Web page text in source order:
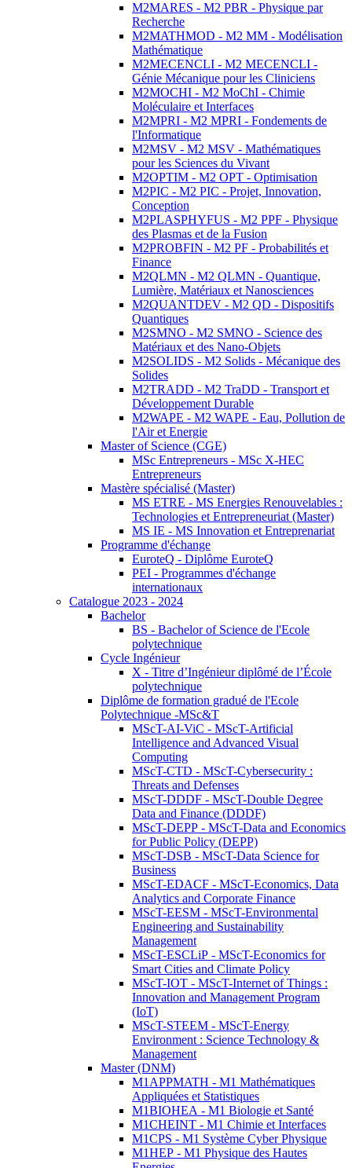
M2MARES - M2 PBR - Physique par
Recherche
M2MATHMOD - M2 MM - Modélisation
Mathématique
M2MECENCLI - M2 MECENCLI -
Génie Mécanique pour les Cliniciens
M2MOCHI - M2 MoChI - Chimie
Moléculaire et Interfaces
M2MPRI - M2 MPRI - Fondements de
l'Informatique
M2MSV - M2 MSV - Mathématiques
pour les Sciences du Vivant
M2OPTIM - M2 OPT - Optimisation
M2PIC - M2 PIC - Projet, Innovation,
Conception
M2PLASPHYFUS - M2 PPF - Physique
des Plasmas et de la Fusion
M2PROBFIN - M2 PF - Probabilités et
Finance
M2QLMN - M2 QLMN - Quantique,
Lumière, Matériaux et Nanosciences
M2QUANTDEV - M2 QD - Dispositifs
Quantiques
M2SMNO - M2 SMNO - Science des
Matériaux et des Nano-Objets
M2SOLIDS - M2 Solids - Mécanique des
Solides
M2TRADD - M2 TraDD - Transport et
Développement Durable
M2WAPE - M2 WAPE - Eau, Pollution de
l'Air et Energie
Master of Science (CGE)
MSc Entrepreneurs - MSc X-HEC
Entrepreneurs
Mastère spécialisé (Master)
MS ETRE - MS Energies Renouvelables :
Technologies et Entrepreneuriat (Master)
MS IE - MS Innovation et Entreprenariat
Programme d'échange
EuroteQ - Diplôme EuroteQ
PEI - Programmes d'échange
internationaux
Catalogue 2023 - 2024
Bachelor
BS - Bachelor of Science de l'Ecole
polytechnique
Cycle Ingénieur
X - Titre d’Ingénieur diplômé de l’École
polytechnique
Diplôme de formation gradué de l'Ecole
Polytechnique -MSc&T
MScT-AI-ViC - MScT-Artificial
Intelligence and Advanced Visual
Computing
MScT-CTD - MScT-Cybersecurity :
Threats and Defenses
MScT-DDDF - MScT-Double Degree
Data and Finance (DDDF)
MScT-DEPP - MScT-Data and Economics
for Public Policy (DEPP)
MScT-DSB - MScT-Data Science for
Business
MScT-EDACF - MScT-Economics, Data
Analytics and Corporate Finance
MScT-EESM - MScT-Environmental
Engineering and Sustainability
Management
MScT-ESCLiP - MScT-Economics for
Smart Cities and Climate Policy
MScT-IOT - MScT-Internet of Things :
Innovation and Management Program
(IoT)
MScT-STEEM - MScT-Energy
Environment : Science Technology &
Management
Master (DNM)
M1APPMATH - M1 Mathématiques
Appliquées et Statistiques
M1BIOHEA - M1 Biologie et Santé
M1CHEINT - M1 Chimie et Interfaces
M1CPS - M1 Système Cyber Physique
M1HEP - M1 Physique des Hautes